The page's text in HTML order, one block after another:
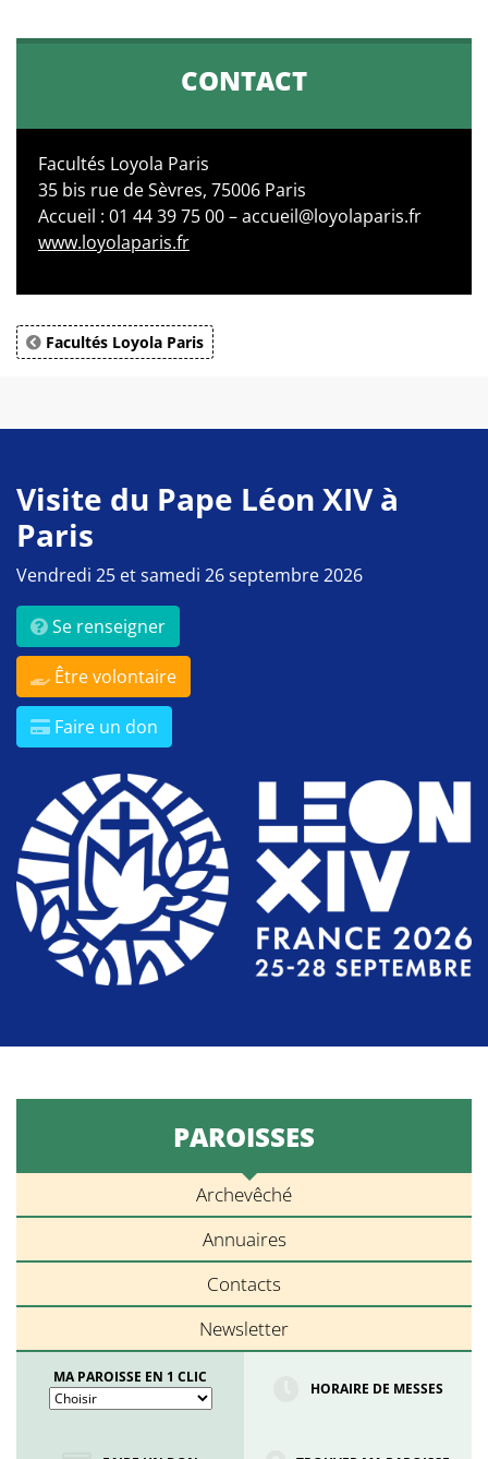
CONTACT
Facultés Loyola Paris
35 bis rue de Sèvres, 75006 Paris
Accueil : 01 44 39 75 00 – accueil@loyolaparis.fr
www.loyolaparis.fr
Facultés Loyola Paris
Visite du Pape Léon XIV à
Paris
Vendredi 25 et samedi 26 septembre 2026
Se renseigner
Être volontaire
Faire un don
PAROISSES
Archevêché
Annuaires
Contacts
Newsletter
MA PAROISSE EN 1 CLIC
HORAIRE DE MESSES